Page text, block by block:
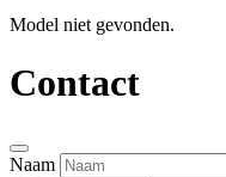
Model niet gevonden.
Contact
Naam